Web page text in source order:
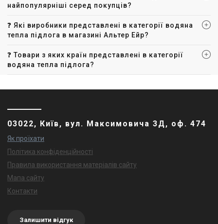
найпопулярніші серед покупців?
❓ Які виробники представлені в категорії водяна
тепла підлога в магазині Альтер Ейр?
❓ Товари з яких країн представлені в категорії
водяна тепла підлога?
03022, Київ, вул. Максимовича 3Д, оф. 474
Як проїхати
Політика конфіденційності
Правила використання матеріалів сайту
Мапа сайту
Контакти
Залишити відгук